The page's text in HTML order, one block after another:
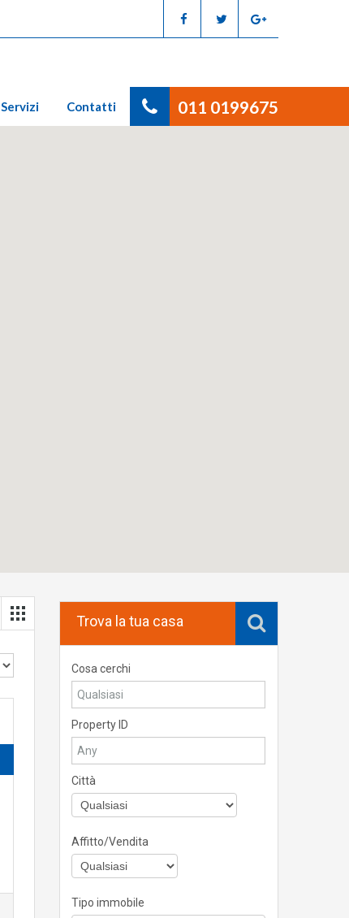
011 0199675
Servizi Contatti
Trova la tua casa
Cosa cerchi
Property ID
Città
Affitto/Vendita
Tipo immobile